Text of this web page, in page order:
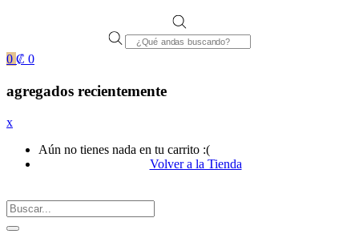
Products
search
0 ₡ 0
agregados recientemente
x
Aún no tienes nada en tu carrito :(
Volver a la Tienda